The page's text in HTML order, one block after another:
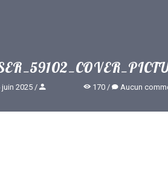
juin 2025 170 Aucun